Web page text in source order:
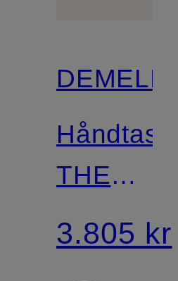
Håndtaske
THE
SMALL
HUDSON
3.805 kr